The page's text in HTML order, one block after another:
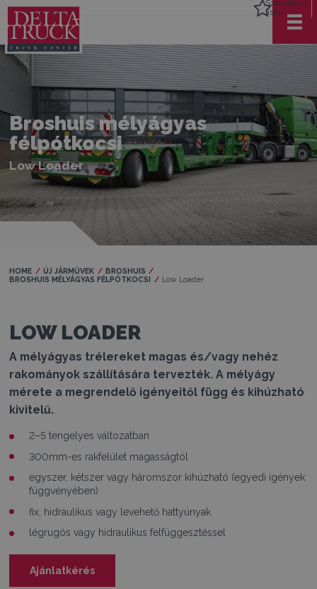
Személyes
lista
Broshuis mélyágyas
félpótkocsi
Low Loader
HOME ÚJ JÁRMŰVEK
BROSHUIS
BROSHUIS MÉLYÁGYAS FÉLPÓTKOCSI
Current:
Low Loader
LOW LOADER
A mélyágyas trélereket magas és/vagy nehéz
rakományok szállítására tervezték. A mélyágy
mérete a megrendelő igényeitől függ és kihúzható
kivitelű.
2–5 tengelyes változatban
300mm-es rakfelület magasságtól
egyszer, kétszer vagy háromszor kihúzható (egyedi igények
függvényében)
fix, hidraulikus vagy levehető hattyúnyak
légrugós vagy hidraulikus felfüggesztéssel
Ajánlatkérés